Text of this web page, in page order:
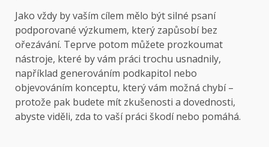
Jako vždy by vaším cílem mělo být silné psaní
podporované výzkumem, který zapůsobí bez
ořezávání. Teprve potom můžete prozkoumat
nástroje, které by vám práci trochu usnadnily,
například generováním podkapitol nebo
objevováním konceptu, který vám možná chybí –
protože pak budete mít zkušenosti a dovednosti,
abyste viděli, zda to vaší práci škodí nebo pomáhá.